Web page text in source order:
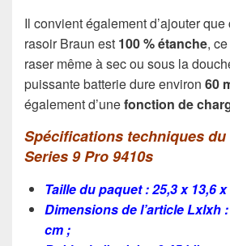
Il convient également d’ajouter
rasoir Braun est 100 % étanche,
raser même à sec ou sous la
puissante batterie dure environ 60
également d’unefonction de
Spécifications techniques
Series 9 Pro 9410s
Taille du paquet : 25,3 x 13,6
Dimensions de l’article Lxlxh
cm ;